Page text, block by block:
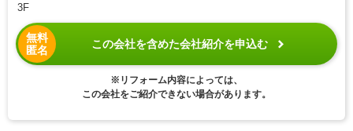
3F
無料
匿名
この会社を含めた会社紹介を申込む
※リフォーム内容によっては、
この会社をご紹介できない場合があります。